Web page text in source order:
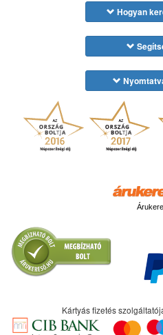
Hogyan
Kártyás fizetés